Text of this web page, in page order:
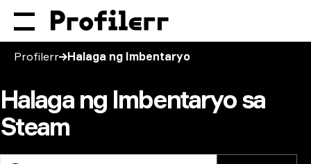
Profilerr Halaga ng Imbentaryo
Halaga ng Imbentaryo sa
Steam